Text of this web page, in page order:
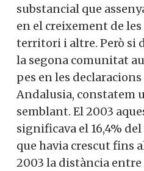
substancial que
en el creixement de
territori i altre. Però si
la segona comunitat
pes en les
Andalusia, constatem
semblant. El 2003
significava el 16,4%
que havia crescut fins
2003 la distància